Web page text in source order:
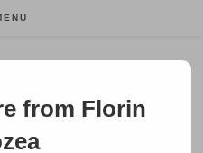
CEO MOCAPP.
from Florin